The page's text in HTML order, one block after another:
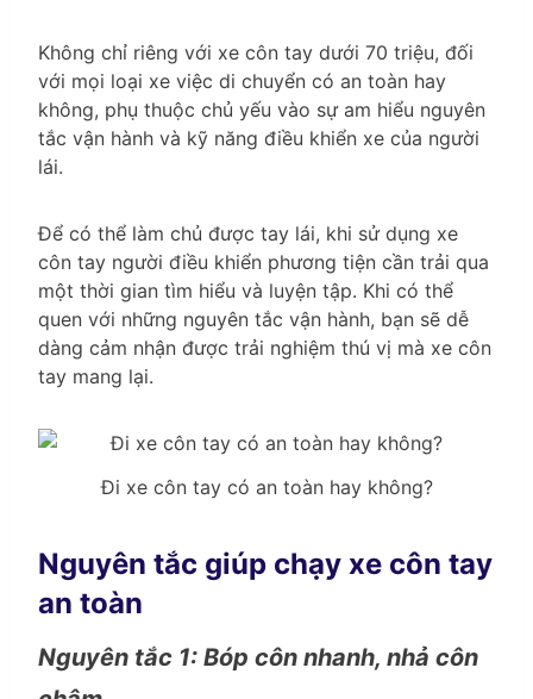
Không chỉ riêng với xe côn tay dưới 70 triệu, đối
với mọi loại xe việc di chuyển có an toàn hay
không, phụ thuộc chủ yếu vào sự am hiểu nguyên
tắc vận hành và kỹ năng điều khiển xe của người
lái.
Để có thể làm chủ được tay lái, khi sử dụng xe
côn tay người điều khiển phương tiện cần trải qua
một thời gian tìm hiểu và luyện tập. Khi có thể
quen với những nguyên tắc vận hành, bạn sẽ dễ
dàng cảm nhận được trải nghiệm thú vị mà xe côn
tay mang lại.
Đi xe côn tay có an toàn hay không?
Nguyên tắc giúp chạy xe côn tay
an toàn
Nguyên tắc 1: Bóp côn nhanh, nhả côn